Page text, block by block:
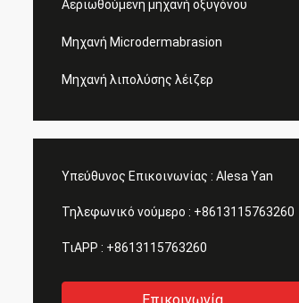
Αεριωθούμενη μηχανή οξυγόνου
Μηχανή Microdermabrasion
Μηχανή λιπολύσης λέιζερ
Υπεύθυνος Επικοινωνίας : Alesa Yan
Τηλεφωνικό νούμερο : +8613115763260
ΤιAPP : +8613115763260